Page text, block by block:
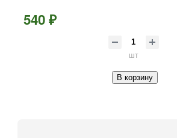
540 ₽
шт
В корзину